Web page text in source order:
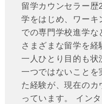
留学カウンセラー歴
学をはじめ、ワーキ
での専門学校進学
さまざまな留学を
一人ひとり目的も状
一つではないことを
た経験が、現在のカ
っています。 イン